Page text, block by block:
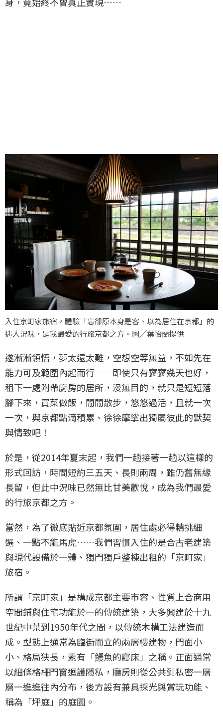
入住京町家旅宿，體驗「忘卻原本身是客、以為居住在京都」的
迷人況味，是我最愛的行旅京都之方。圖╱葉怡蘭提供
遂漸漸領悟，夢太遠太難，空想空等無益，不如先在
能力可及範圍內起而行──即使只有寥寥幾天也好，
租下一處附帶廚房的居所，漫無目的，就只是短短落
腳下來，買菜做飯，閒閒散步，悠悠過活，且就一次
一次，與京都點滴積累、徐徐摩挲出獨屬彼此的默契
與情致吧！
於是，從2014年夏末起，我們一趟接著一趟以這樣的
形式回訪，時間短約三五天、長則兩周，雖仍舊無緣
長留，但此中況味已然無比甘美歡悅，成為我們最愛
的行旅京都之方。
當然，為了徹底貼近京都氛圍，居住處必得精挑細
選、一點不能馬虎……我們習慣入住的是合古老建築
與現代設備於一體、獨門獨戶整棟出租的「京町家」
旅宿。
所謂「京町家」是構成京都主要市容、性質上合商用
空間鋪與住宅功能於一的傳統建築，大多興建於十九
世紀中葉到1950年代之間，以傳統木構工法建造而
成。型態上通常為臨街而立的兩層樓建物，門面小
小、格局狹長，素有「鰻魚的寢床」之稱。正面通常
以細條格柵門窗迴護隱私，廳房則從公共到私密一層
層一進進往內分布，後方設有兼具採光與賞玩功能、
稱為「坪庭」的庭園。